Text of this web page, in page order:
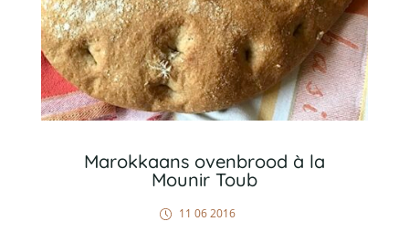
Marokkaans ovenbrood à la
Mounir Toub
11 06 2016